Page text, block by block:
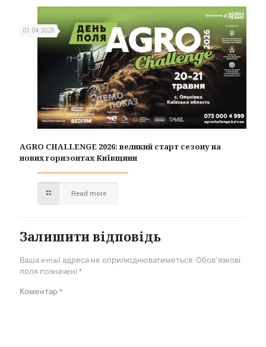
01.04.2026
AGRO CHALLENGE 2026: великий старт сезону на
нових горизонтах Київщини
Read more
Залишити відповідь
Ваша e-mail адреса не оприлюднюватиметься. Обов’язкові
поля позначені *
Коментар*